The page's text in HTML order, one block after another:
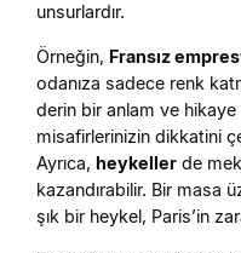
unsurlardır.
Örneğin, Fransız
odanıza sadece renk
derin bir anlam ve hikaye
misafirlerinizin dikkatini
Ayrıca, heykeller de
kazandırabilir. Bir masa
şık bir heykel, Paris’in